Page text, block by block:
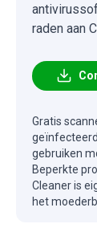
raden aan
Gratis
gebruiken
Beperkte
Cleaner is
het